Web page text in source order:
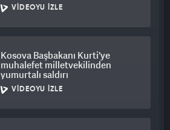
VIDEOYU İZLE
Kosova Başbakanı Kurti'ye
muhalefet milletvekilinden
yumurtalı saldırı
VIDEOYU İZLE